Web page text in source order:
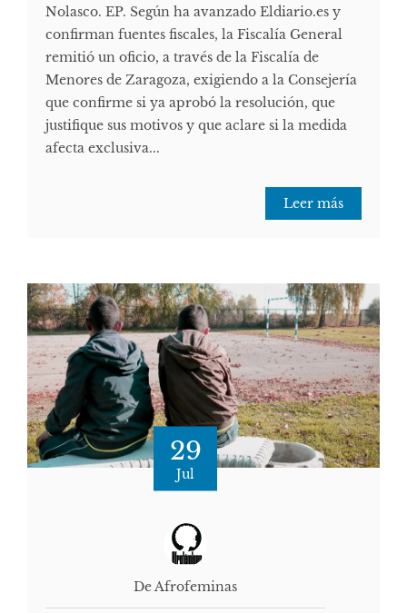
Nolasco. EP. Según ha avanzado Eldiario.es y
confirman fuentes fiscales, la Fiscalía General
remitió un oficio, a través de la Fiscalía de
Menores de Zaragoza, exigiendo a la Consejería
que confirme si ya aprobó la resolución, que
justifique sus motivos y que aclare si la medida
afecta exclusiva...
Leer más
29
Jul
De Afrofeminas